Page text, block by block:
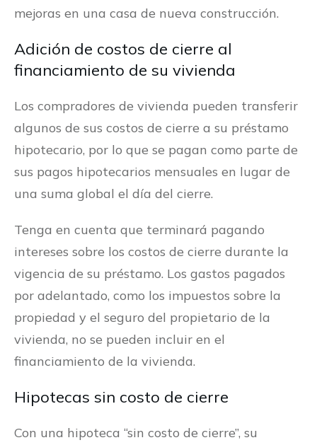
mejoras en una casa de nueva construcción.
Adición de costos de cierre al
financiamiento de su vivienda
Los compradores de vivienda pueden transferir
algunos de sus costos de cierre a su préstamo
hipotecario, por lo que se pagan como parte de
sus pagos hipotecarios mensuales en lugar de
una suma global el día del cierre.
Tenga en cuenta que terminará pagando
intereses sobre los costos de cierre durante la
vigencia de su préstamo. Los gastos pagados
por adelantado, como los impuestos sobre la
propiedad y el seguro del propietario de la
vivienda, no se pueden incluir en el
financiamiento de la vivienda.
Hipotecas sin costo de cierre
Con una hipoteca “sin costo de cierre”, su